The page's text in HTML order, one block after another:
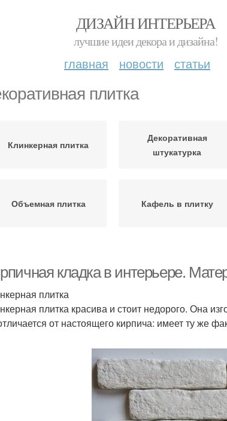
ДИЗАЙН ИНТЕРЬЕРА
лучшие идеи декора и дизайна!
главная новости статьи
плитка
Клинкерная плитка
Декоративная
штукатурка
Объемная плитка Кафель в плитку
кладка в интерьере.
плитка
плитка красива и стоит недорого. Она
от настоящего кирпича: имеет ту же